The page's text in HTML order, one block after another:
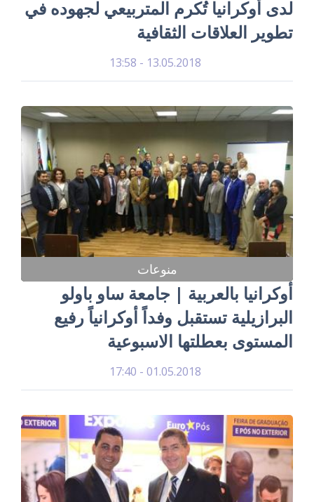
لدى أوكرانيا تُكرم المتربيعي لجهوده في
تطوير العلاقات الثقافية
13.05.2018 - 13:58
منوعات
أوكرانيا بالعربية | جامعة ساو باولو
البرازيلية تستقبل وفداً أوكرانياً رفيع
المستوى بعطلتها الاسبوعية
01.05.2018 - 17:40